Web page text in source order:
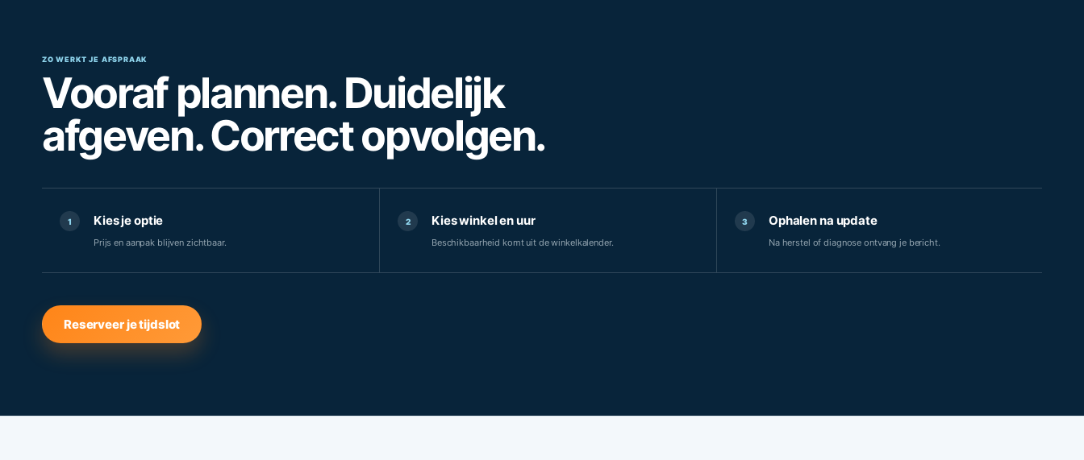
ZO WERKT JE AFSPRAAK
Vooraf plannen. Duidelijk
afgeven. Correct opvolgen.
1 Kies je optie
Prijs en aanpak blijven zichtbaar.
2 Kies winkel en uur
Beschikbaarheid komt uit de winkelkalender.
3 Ophalen na update
Na herstel of diagnose ontvang je bericht.
Reserveer je tijdslot